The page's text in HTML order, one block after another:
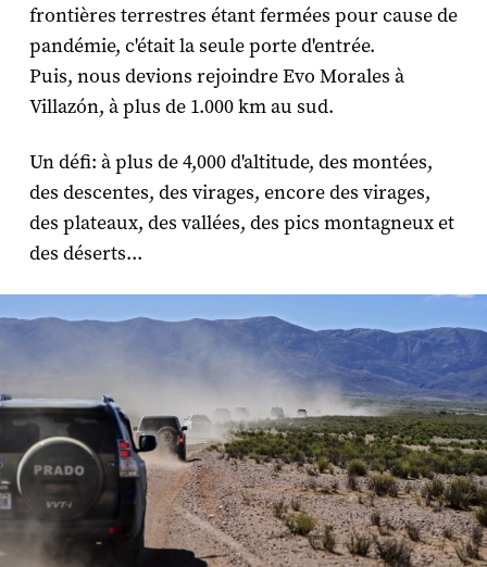
frontières terrestres étant fermées pour cause de
pandémie, c'était la seule porte d'entrée.
Puis, nous devions rejoindre Evo Morales à
Villazón, à plus de 1.000 km au sud.
Un défi: à plus de 4,000 d'altitude, des montées,
des descentes, des virages, encore des virages,
des plateaux, des vallées, des pics montagneux et
des déserts...